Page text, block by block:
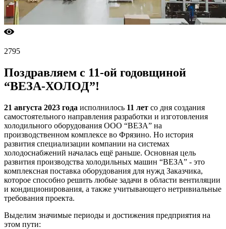
2795
Поздравляем с 11-ой годовщиной
“ВЕЗА-ХОЛОД”!
21 августа 2023 года исполнилось 11 лет со дня создания
самостоятельного направления разработки и изготовления
холодильного оборудования ООО “ВЕЗА” на
производственном комплексе во Фрязино. Но история
развития специализации компании на системах
холодоснабжений началась ещё раньше. Основная цель
развития производства холодильных машин “ВЕЗА” - это
комплексная поставка оборудования для нужд Заказчика,
которое способно решить любые задачи в области вентиляции
и кондиционирования, а также учитывающего нетривиальные
требования проекта.
Выделим значимые периоды и достижения предприятия на
этом пути: